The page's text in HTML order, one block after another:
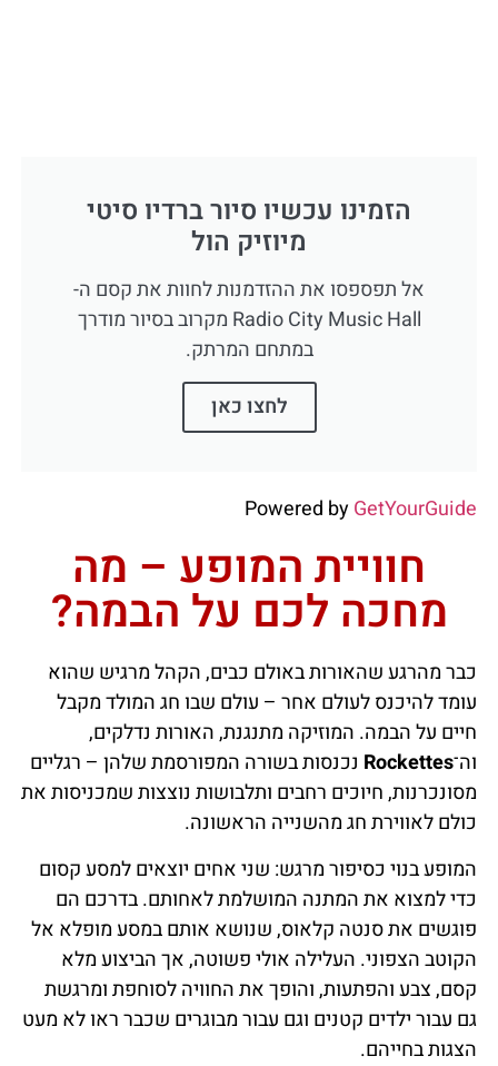
הזמינו עכשיו סיור ברדיו סיטי
מיוזיק הול
אל תפספסו את ההזדמנות לחוות את קסם ה-
Radio City Music Hall מקרוב בסיור מודרך
במתחם המרתק.
לחצו כאן
Powered byGetYourGuide
חוויית המופע – מה
מחכה לכם על הבמה?
כבר מהרגע שהאורות באולם כבים, הקהל מרגיש שהוא
עומד להיכנס לעולם אחר – עולם שבו חג המולד מקבל
חיים על הבמה. המוזיקה מתנגנת, האורות נדלקים,
וה־Rockettes נכנסות בשורה המפורסמת שלהן – רגליים
מסונכרנות, חיוכים רחבים ותלבושות נוצצות שמכניסות את
כולם לאווירת חג מהשנייה הראשונה.
המופע בנוי כסיפור מרגש: שני אחים יוצאים למסע קסום
כדי למצוא את המתנה המושלמת לאחותם. בדרכם הם
פוגשים את סנטה קלאוס, שנושא אותם במסע מופלא אל
הקוטב הצפוני. העלילה אולי פשוטה, אך הביצוע מלא
קסם, צבע והפתעות, והופך את החוויה לסוחפת ומרגשת
גם עבור ילדים קטנים וגם עבור מבוגרים שכבר ראו לא מעט
הצגות בחייהם.